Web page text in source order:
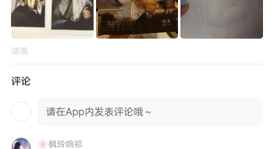
湖南
评论
请在App内发表评论哦～
🌸枫玲响祁